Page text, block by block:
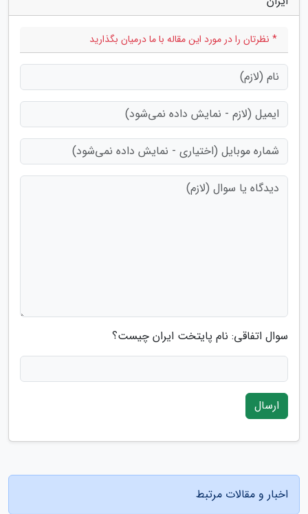
* نظرتان را در مورد این مقاله با ما درمیان بگذارید
سوال اتفاقی: نام پایتخت ایران چیست؟
ارسال
اخبار و مقالات مرتبط